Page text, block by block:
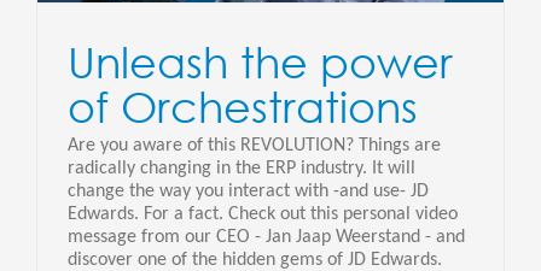
Unleash the power
of Orchestrations
Are you aware of this REVOLUTION? Things are
radically changing in the ERP industry. It will
change the way you interact with -and use- JD
Edwards. For a fact. Check out this personal video
message from our CEO - Jan Jaap Weerstand - and
discover one of the hidden gems of JD Edwards.